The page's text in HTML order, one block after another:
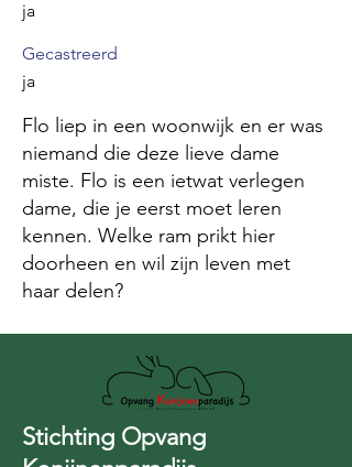
ja
Gecastreerd
ja
Flo liep in een woonwijk en er was
niemand die deze lieve dame
miste. Flo is een ietwat verlegen
dame, die je eerst moet leren
kennen. Welke ram prikt hier
doorheen en wil zijn leven met
haar delen?
Stichting Opvang